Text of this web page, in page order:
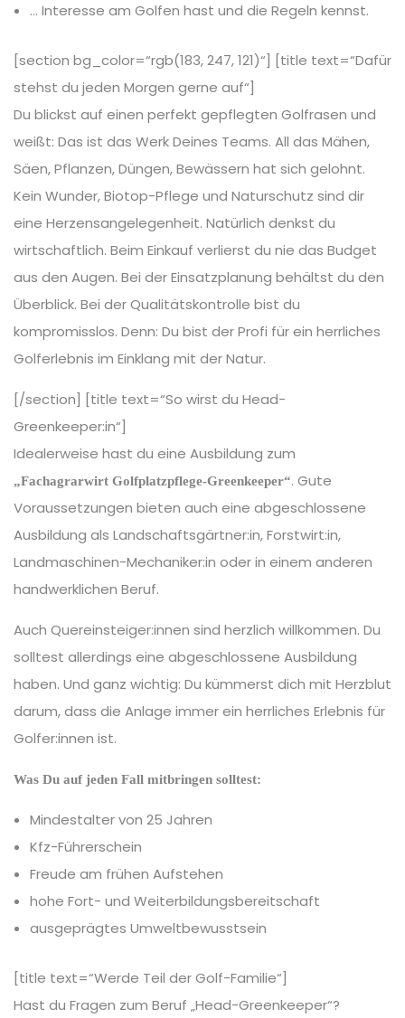
… Interesse am Golfen hast und die Regeln kennst.
[section bg_color=“rgb(183, 247, 121)“] [title text=“Dafür
stehst du jeden Morgen gerne auf“]
Du blickst auf einen perfekt gepflegten Golfrasen und
weißt: Das ist das Werk Deines Teams. All das Mähen,
Säen, Pflanzen, Düngen, Bewässern hat sich gelohnt.
Kein Wunder, Biotop-Pflege und Naturschutz sind dir
eine Herzensangelegenheit. Natürlich denkst du
wirtschaftlich. Beim Einkauf verlierst du nie das Budget
aus den Augen. Bei der Einsatzplanung behältst du den
Überblick. Bei der Qualitätskontrolle bist du
kompromisslos. Denn: Du bist der Profi für ein herrliches
Golferlebnis im Einklang mit der Natur.
[/section] [title text=“So wirst du Head-
Greenkeeper:in“]
Idealerweise hast du eine Ausbildung zum
„Fachagrarwirt Golfplatzpflege-Greenkeeper“. Gute
Voraussetzungen bieten auch eine abgeschlossene
Ausbildung als Landschaftsgärtner:in, Forstwirt:in,
Landmaschinen-Mechaniker:in oder in einem anderen
handwerklichen Beruf.
Auch Quereinsteiger:innen sind herzlich willkommen. Du
solltest allerdings eine abgeschlossene Ausbildung
haben. Und ganz wichtig: Du kümmerst dich mit Herzblut
darum, dass die Anlage immer ein herrliches Erlebnis für
Golfer:innen ist.
Was Du auf jeden Fall mitbringen solltest:
Mindestalter von 25 Jahren
Kfz-Führerschein
Freude am frühen Aufstehen
hohe Fort- und Weiterbildungsbereitschaft
ausgeprägtes Umweltbewusstsein
[title text=“Werde Teil der Golf-Familie“]
Hast du Fragen zum Beruf „Head-Greenkeeper“?